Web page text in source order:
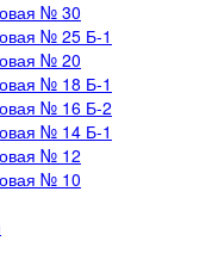
№ 30
№ 25 Б-1
№ 20
№ 18 Б-1
№ 16 Б-2
№ 14 Б-1
№ 12
№ 10